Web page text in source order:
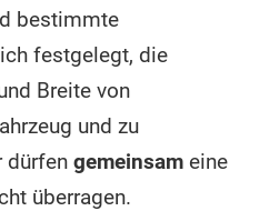
bestimmte
festgelegt, die
Breite von
und zu
dürfen gemeinsam eine
überragen.